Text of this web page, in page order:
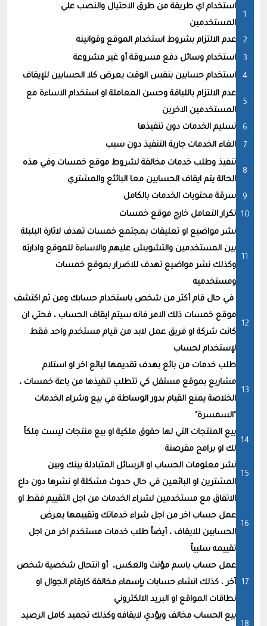
استخدام اي طريقة من طرق الاحتيال والنصب علي
المستخدمين
عدم الالتزام بشروط استخدام الموقع وقوانينه
استخدام وسائل دفع مسروقة أو غير مشروعة
استخدام حسابين بنفس الوقت يعرض كلا الحسابين للإيقاف
عدم الالتزام باللباقة وحسن المعاملة او استخدام الاساءة مع
المستخدمين الاخرين
تسليم الخدمات دون تنفيذها
الغاء الخدمات جارية التنفيذ دون سبب
تنفيذ وطلب خدمات مخالفة لشروط موقع خمسات وفي هذه
الحالة يتم ايقاف الحسابين معا البائئع والمشتري
سرقة محتويات الخدمات بالكامل
تكرار التعامل خارج موقع خمسات
نشر مواضيع او تعليقات بمجتمع خمسات تهدف لاثارة البلبلة
بين المستخدمين والتشويش عليهم والاساءة للموقع وادارته
وكذلك نشر مواضيع تهدف للاضرار بموقع خمسات
ومستخدميه
في حال قام أكثر من شخص باستخدام حسابك ومن ثم اكتشف
موقع خمسات ذلك الامر فانه سيتم ايقاف الحساب ، فحتي ان
كانت شركة او فريق عمل لابد من قيام مستخدم واحد فقط
لإستخدام لحساب
طلب خدمات من بائع بهدف تقديمها لبائع اخر او استلام
مشاريع بموقع مستقل كي تتطلب تنفيذها من باعة خمسات ،
الخلاصة يمنع القيام بدور الوساطة في بيع وشراء الخدمات
"السمسرة"
بيع المنتجات التي لها حقوق ملكية او بيع منتجات ليست مِلكاً
لك او برامج مقرصنة
نشر معلومات الحساب او الرسائل المتبادلة بينك وبين
المشترين او البائعين في حال حدوث مشكلة او نشرها دون داع
الاتفاق مع مستخدمين لشراء الخدمات من اجل التقييم فقط او
عمل حساب اخر من اجل شراء خدماتك وتقييمها يعرض
الحسابين للايقاف ، أيضاً طلب خدمات مستخدم اخر من اجل
تقييمه سلبياً
عمل حساب باسم مؤنث والعكس، أو انتحال شخصية شخص
آخر ، كذلك انشاء حسابات بإسماء مخالفة كارقام الجوال او
نطاقات المواقع او البريد الالكتروني
بيع الحساب مخالف ويؤدي لايقافه وكذلك تجميد كامل الرصيد